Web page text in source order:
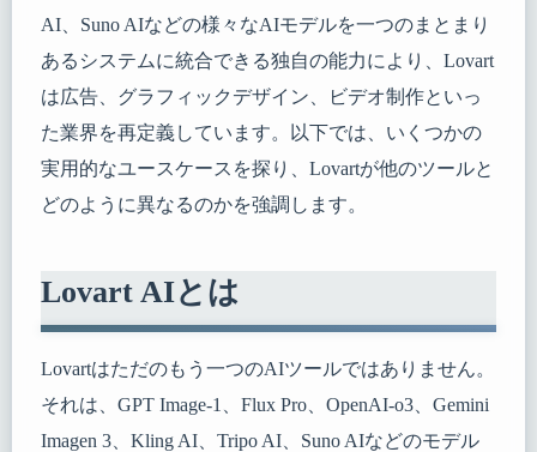
AI、Suno AIなどの様々なAIモデルを一つのまとまり
あるシステムに統合できる独自の能力により、Lovart
は広告、グラフィックデザイン、ビデオ制作といっ
た業界を再定義しています。以下では、いくつかの
実用的なユースケースを探り、Lovartが他のツールと
どのように異なるのかを強調します。
Lovart AIとは
Lovartはただのもう一つのAIツールではありません。
それは、GPT Image-1、Flux Pro、OpenAI-o3、Gemini
Imagen 3、Kling AI、Tripo AI、Suno AIなどのモデル